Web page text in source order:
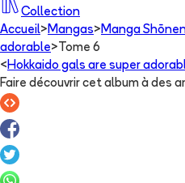
Collection
Accueil> Mangas> Manga
adorable> Tome 6
< Hokkaido gals are super
Faire découvrir cet album à des